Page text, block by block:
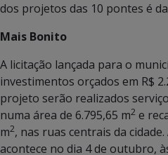
dos projetos das 10 pontes é
Mais Bonito
A licitação lançada para o
investimentos orçados em R$
projeto serão realizados
numa área de 6.795,65 m2 e
m2, nas ruas centrais da
acontece no dia 4 de outubro,